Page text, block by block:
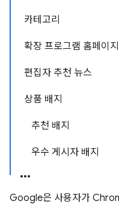
카테고리
확장 프로그램 홈페이지
편집자 추천 뉴스
상품 배지
추천 배지
우수 게시자 배지
Google은 사용자가